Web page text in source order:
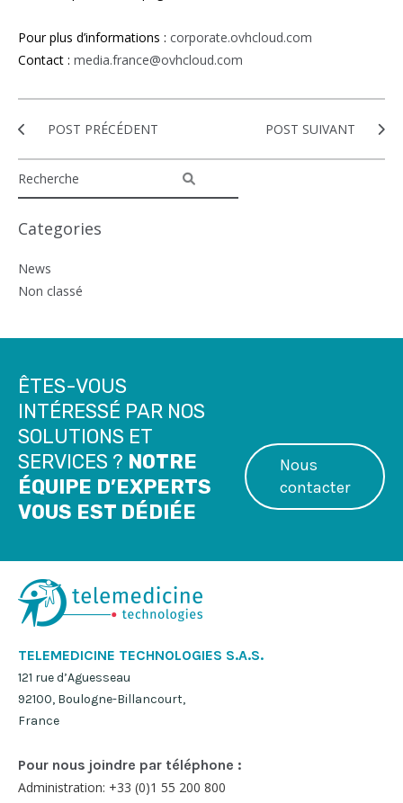
Pour plus d’informations : corporate.ovhcloud.com
Contact : media.france@ovhcloud.com
POST PRÉCÉDENT POST SUIVANT
Categories
News
Non classé
ÊTES-VOUS
INTÉRESSÉ PAR NOS
SOLUTIONS ET
SERVICES ? NOTRE
ÉQUIPE D’EXPERTS
VOUS EST DÉDIÉE
Nous
contacter
TELEMEDICINE TECHNOLOGIES S.A.S.
121 rue d’Aguesseau
92100, Boulogne-Billancourt,
France
Pour nous joindre par téléphone :
Administration: +33 (0)1 55 200 800